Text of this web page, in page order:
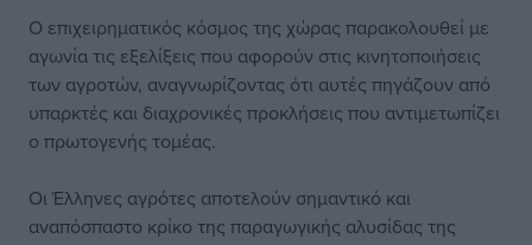
Ο επιχειρηματικός κόσμος της χώρας παρακολουθεί με
αγωνία τις εξελίξεις που αφορούν στις κινητοποιήσεις
των αγροτών, αναγνωρίζοντας ότι αυτές πηγάζουν από
υπαρκτές και διαχρονικές προκλήσεις που αντιμετωπίζει
ο πρωτογενής τομέας.
Οι Έλληνες αγρότες αποτελούν σημαντικό και
αναπόσπαστο κρίκο της παραγωγικής αλυσίδας της